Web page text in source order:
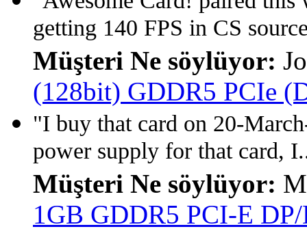
getting 140 FPS in CS
Müşteri Ne söylüyor:
(128bit) GDDR5 PCIe
"I buy that card on 20-
power supply for that card,
Müşteri Ne söylüyor:
1GB GDDR5 PCI-E